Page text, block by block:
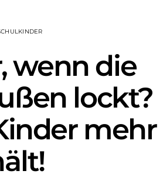
wenn die
lockt?
mehr